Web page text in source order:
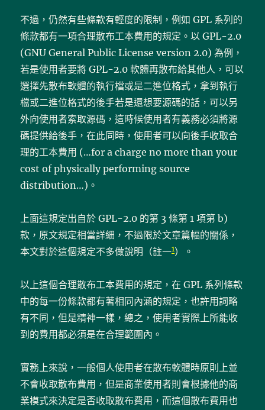
不過，仍然有些條款有輕度的限制，例如 GPL 系列的
條款都有一項合理散布工本費用的規定。以 GPL-2.0
(GNU General Public License version 2.0) 為例，
若是使用者要將 GPL-2.0 軟體再散布給其他人，可以
選擇先散布軟體的執行檔或是二進位格式，拿到執行
檔或二進位格式的後手若是還想要源碼的話，可以另
外向使用者索取源碼，這時候使用者有義務必須將源
碼提供給後手，在此同時，使用者可以向後手收取合
理的工本費用 (…for a charge no more than your
cost of physically performing source
distribution…)。
上面這規定出自於 GPL-2.0 的第 3 條第 1 項第 b)
款，原文規定相當詳細，不過限於文章篇幅的關係，
本文對於這個規定不多做說明（註一1）。
以上這個合理散布工本費用的規定，在 GPL 系列條款
中的每一份條款都有著相同內涵的規定，也許用詞略
有不同，但是精神一樣，總之，使用者實際上所能收
到的費用都必須是在合理範圍內。
實務上來說，一般個人使用者在散布軟體時原則上並
不會收取散布費用，但是商業使用者則會根據他的商
業模式來決定是否收取散布費用，而這個散布費用也